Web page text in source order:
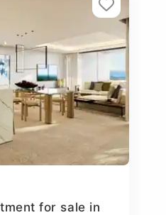
for sale in